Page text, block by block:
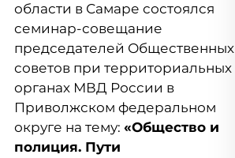
области в Самаре состоялся
семинар-совещание
председателей Общественных
советов при территориальных
органах МВД России в
Приволжском федеральном
округе на тему: «Общество и
полиция. Пути